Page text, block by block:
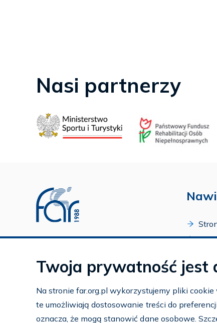
Nasi partnerzy
Profil FAR w serwisie Youtube
Profil FAR w serwisie Instagram
O
Twoja prywatność jest
Na stronie far.org.pl wykorzystujemy pliki
te umożliwiają dostosowanie treści do
oznacza, że mogą stanowić dane osobowe.